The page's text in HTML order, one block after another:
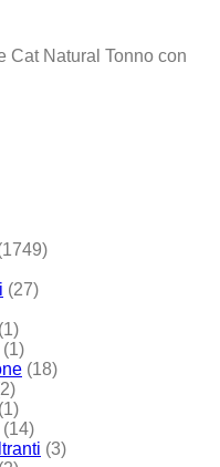
Cat Natural Tonno con
(27)
(1)
(1)
(18)
(1)
(14)
(3)